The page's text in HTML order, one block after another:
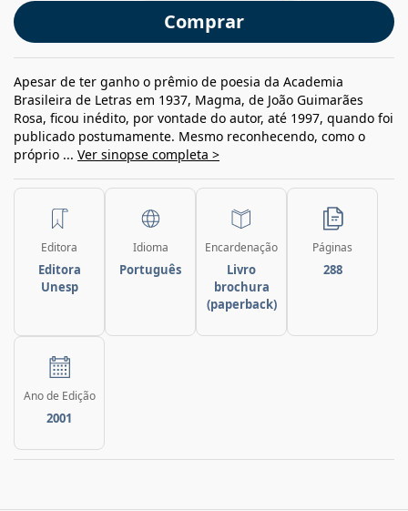
Comprar
Apesar de ter ganho o prêmio de poesia da Academia
Brasileira de Letras em 1937, Magma, de João Guimarães
Rosa, ficou inédito, por vontade do autor, até 1997, quando foi
publicado postumamente. Mesmo reconhecendo, como o
próprio ... Ver sinopse completa >
Editora
Editora
Unesp
Idioma
Português
Encardenação
Livro
brochura
(paperback)
Páginas
288
Ano de Edição
2001